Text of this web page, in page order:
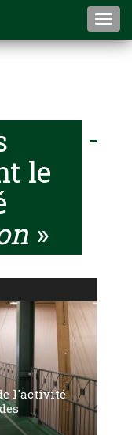
le
»
l'activité